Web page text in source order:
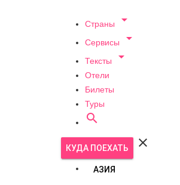
Страны 
Сервисы 
Тексты 
Отели
Билеты
Туры

КУДА ПОЕХАТЬ 
АЗИЯ